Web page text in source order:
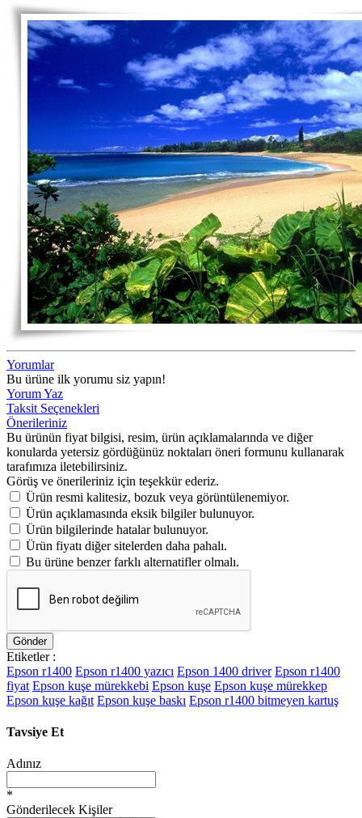
Yorumlar
Bu ürüne ilk yorumu siz yapın!
Yorum Yaz
Taksit Seçenekleri
Önerileriniz
Bu ürünün fiyat bilgisi, resim, ürün açıklamalarında ve diğer
konularda yetersiz gördüğünüz noktaları öneri formunu kullanarak
tarafımıza iletebilirsiniz.
Görüş ve önerileriniz için teşekkür ederiz.
Ürün resmi kalitesiz, bozuk veya görüntülenemiyor.
Ürün açıklamasında eksik bilgiler bulunuyor.
Ürün bilgilerinde hatalar bulunuyor.
Ürün fiyatı diğer sitelerden daha pahalı.
Bu ürüne benzer farklı alternatifler olmalı.
Gönder
Etiketler :
Epson r1400 Epson r1400 yazıcı Epson 1400 driver Epson r1400
fiyat Epson kuşe mürekkebi Epson kuşe Epson kuşe mürekkep
Epson kuşe kağıt Epson kuşe baskı Epson r1400 bitmeyen kartuş
Tavsiye Et
Adınız
*
Gönderilecek Kişiler